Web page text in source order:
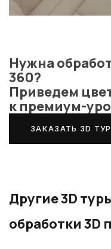
Нужна
360?
Приведем
к премиум-
ЗАКАЗАТЬ 3D ТУР
Другие 3D
обработки 3D